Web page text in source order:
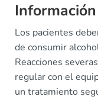
Los pacientes
de consumir
Reacciones
regular con el
un tratamiento